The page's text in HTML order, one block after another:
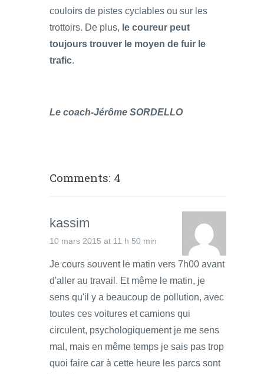
couloirs de pistes cyclables ou sur les
trottoirs. De plus, le coureur peut
toujours trouver le moyen de fuir le
trafic.
Le coach-Jérôme SORDELLO
Comments: 4
kassim
10 mars 2015 at 11 h 50 min
Je cours souvent le matin vers 7h00 avant
d'aller au travail. Et même le matin, je
sens qu'il y a beaucoup de pollution, avec
toutes ces voitures et camions qui
circulent, psychologiquement je me sens
mal, mais en même temps je sais pas trop
quoi faire car à cette heure les parcs sont